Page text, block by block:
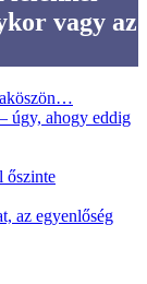
vagy az
úgy, ahogy eddig
őszinte
az egyenlőség